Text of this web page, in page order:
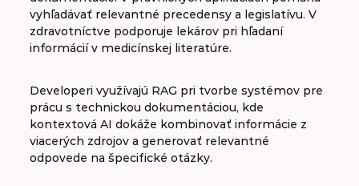
vyhľadávať relevantné precedensy a legislatívu. V
zdravotníctve podporuje lekárov pri hľadaní
informácií v medicínskej literatúre.
Developeri využívajú RAG pri tvorbe systémov pre
prácu s technickou dokumentáciou, kde
kontextová AI dokáže kombinovať informácie z
viacerých zdrojov a generovať relevantné
odpovede na špecifické otázky.